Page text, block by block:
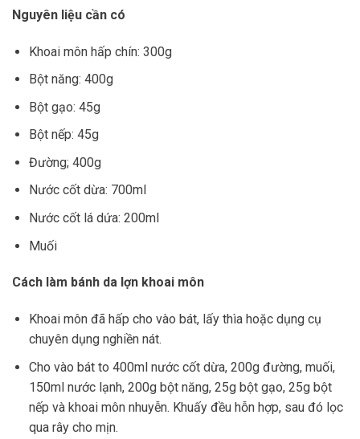
Nguyên liệu cần có
Khoai môn hấp chín: 300g
Bột năng: 400g
Bột gạo: 45g
Bột nếp: 45g
Đường; 400g
Nước cốt dừa: 700ml
Nước cốt lá dứa: 200ml
Muối
Cách làm bánh da lợn khoai môn
Khoai môn đã hấp cho vào bát, lấy thìa hoặc dụng cụ
chuyên dụng nghiền nát.
Cho vào bát to 400ml nước cốt dừa, 200g đường, muối,
150ml nước lạnh, 200g bột năng, 25g bột gạo, 25g bột
nếp và khoai môn nhuyễn. Khuấy đều hỗn hợp, sau đó lọc
qua rây cho mịn.